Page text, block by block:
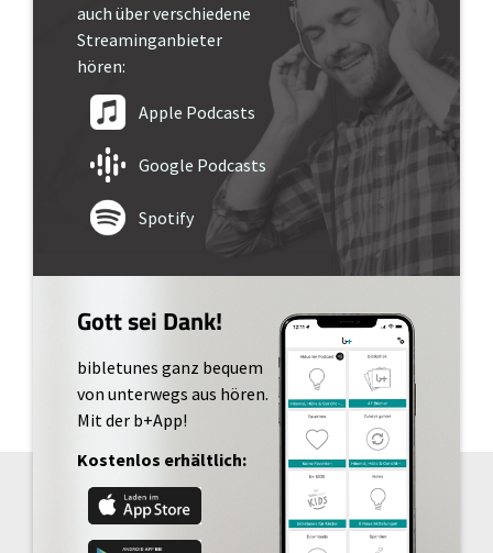
auch über verschiedene
Streaminganbieter
hören:
Apple Podcasts
Google Podcasts
Spotify
Gott sei Dank!
bibletunes ganz bequem
von unterwegs aus hören.
Mit der b+App!
Kostenlos erhältlich: